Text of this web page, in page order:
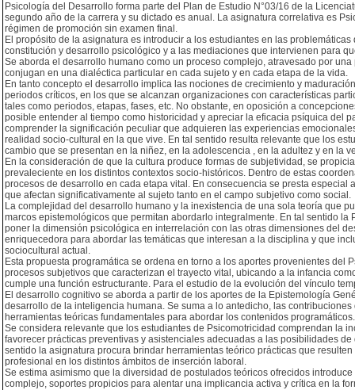
Psicología del Desarrollo forma parte del Plan de Estudio N°03/16 de la
segundo año de la carrera y su dictado es anual. La asignatura correlativa es
régimen de promoción sin examen final.
El propósito de la asignatura es introducir a los estudiantes en las
constitución y desarrollo psicológico y a las mediaciones que intervienen para
Se aborda el desarrollo humano como un proceso complejo, atravesado por
conjugan en una dialéctica particular en cada sujeto y en cada etapa de la vida.
En tanto concepto el desarrollo implica las nociones de crecimiento y
periodos críticos, en los que se alcanzan organizaciones con características
tales como periodos, etapas, fases, etc. No obstante, en oposición a
posible entender al tiempo como historicidad y apreciar la eficacia psíquica del
comprender la significación peculiar que adquieren las experiencias
realidad socio-cultural en la que vive. En tal sentido resulta relevante que los
cambio que se presentan en la niñez, en la adolescencia , en la adultez y en la
En la consideración de que la cultura produce formas de subjetividad, se
prevaleciente en los distintos contextos socio-históricos. Dentro de estas
procesos de desarrollo en cada etapa vital. En consecuencia se presta
que afectan significativamente al sujeto tanto en el campo subjetivo como social.
La complejidad del desarrollo humano y la inexistencia de una sola teoría que
marcos epistemológicos que permitan abordarlo integralmente. En tal sentido
poner la dimensión psicológica en interrelación con las otras dimensiones del
enriquecedora para abordar las temáticas que interesan a la disciplina y que
sociocultural actual.
Esta propuesta programática se ordena en torno a los aportes provenientes
procesos subjetivos que caracterizan el trayecto vital, ubicando a la infancia
cumple una función estructurante. Para el estudio de la evolución del vínculo
El desarrollo cognitivo se aborda a partir de los aportes de la Epistemología
desarrollo de la inteligencia humana. Se suma a lo antedicho, las
herramientas teóricas fundamentales para abordar los contenidos programáticos.
Se considera relevante que los estudiantes de Psicomotricidad comprendan la
favorecer prácticas preventivas y asistenciales adecuadas a las posibilidades
sentido la asignatura procura brindar herramientas teórico prácticas que
profesional en los distintos ámbitos de inserción laboral.
Se estima asimismo que la diversidad de postulados teóricos ofrecidos
complejo, soportes propicios para alentar una implicancia activa y crítica en la